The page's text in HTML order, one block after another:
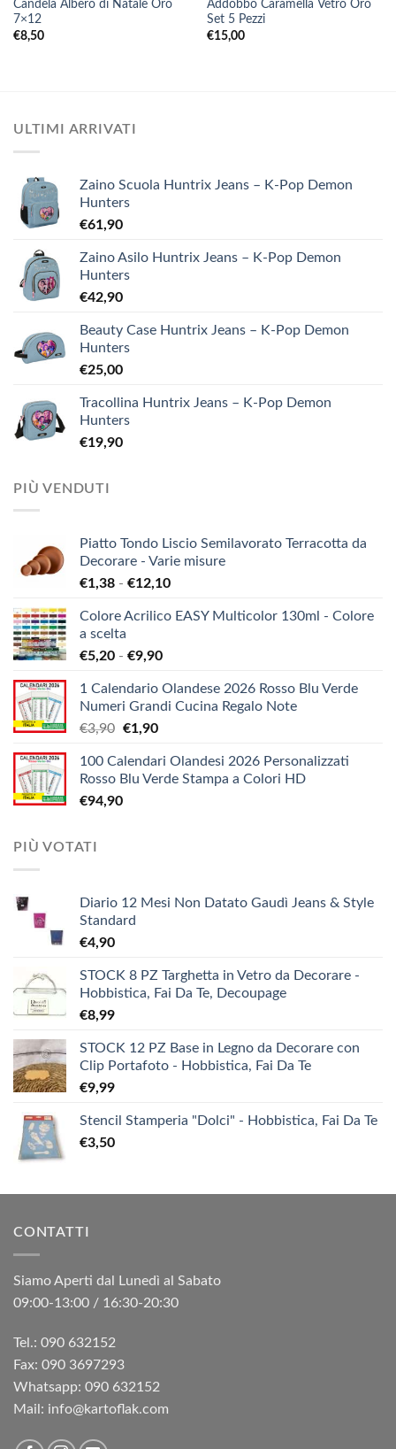
Candela Albero di Natale Oro
7×12
€8,50
Addobbo Caramella Vetro Oro
Set 5 Pezzi
€15,00
ULTIMI ARRIVATI
Zaino Scuola Huntrix Jeans – K-Pop Demon
Hunters
€61,90
Zaino Asilo Huntrix Jeans – K-Pop Demon
Hunters
€42,90
Beauty Case Huntrix Jeans – K-Pop Demon
Hunters
€25,00
Tracollina Huntrix Jeans – K-Pop Demon
Hunters
€19,90
PIÙ VENDUTI
Piatto Tondo Liscio Semilavorato Terracotta da
Decorare - Varie misure
€1,38 - €12,10Fascia
prezzo:
€12,10
Colore Acrilico EASY Multicolor 130ml - Colore
a scelta
€5,20 - €9,90Fascia
prezzo:
da
€9,90
1 Calendario Olandese 2026 Rosso Blu Verde
Numeri Grandi Cucina Regalo Note
€3,90 Il
originale
era:
€3,90.
€1,90Il
attuale
è:
100 Calendari Olandesi 2026 Personalizzati
Rosso Blu Verde Stampa a Colori HD
€94,90
PIÙ VOTATI
Diario 12 Mesi Non Datato Gaudì Jeans & Style
Standard
€4,90
STOCK 8 PZ Targhetta in Vetro da Decorare -
Hobbistica, Fai Da Te, Decoupage
€8,99
STOCK 12 PZ Base in Legno da Decorare con
Clip Portafoto - Hobbistica, Fai Da Te
€9,99
Stencil Stamperia "Dolci" - Hobbistica, Fai Da Te
€3,50
CONTATTI
Siamo Aperti dal Lunedì al Sabato
09:00-13:00 / 16:30-20:30
Tel.: 090 632152
Fax: 090 3697293‬
Whatsapp: 090 632152
Mail: info@kartoflak.com